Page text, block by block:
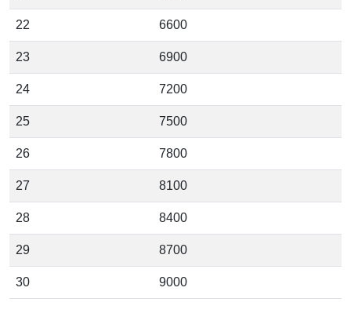
22 6600
23 6900
24 7200
25 7500
26 7800
27 8100
28 8400
29 8700
30 9000